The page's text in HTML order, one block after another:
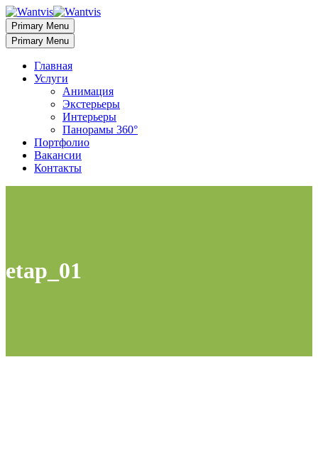
Primary Menu
Primary Menu
Главная
Услуги
Анимация
Экстерьеры
Интерьеры
Панорамы 360°
Портфолио
Вакансии
Контакты
etap_01